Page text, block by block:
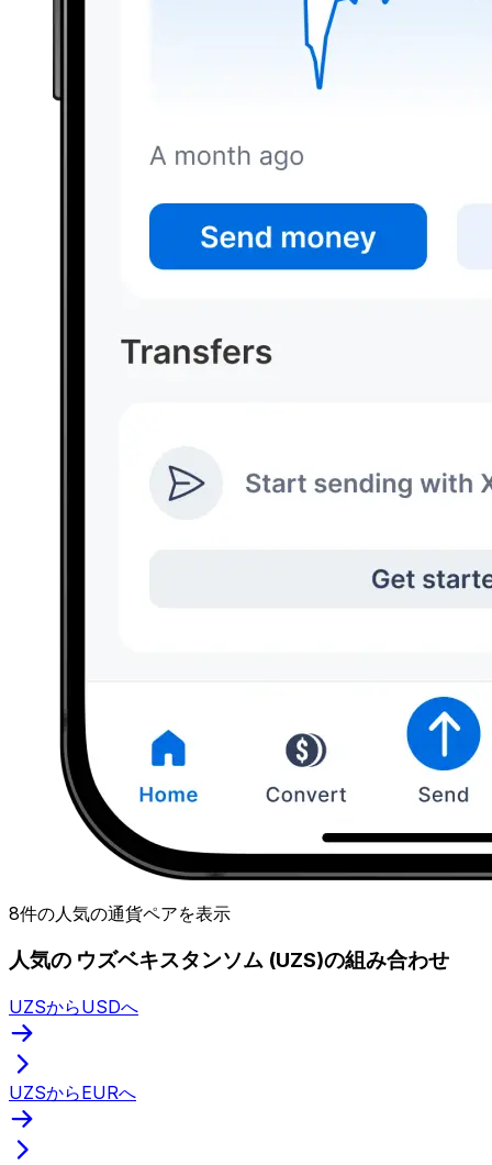
8件の人気の通貨ペアを表示
人気の ウズベキスタンソム (UZS)の組み合わせ
UZSからUSDへ
UZSからEURへ